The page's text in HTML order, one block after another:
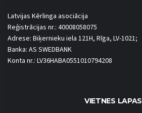
Latvijas Kērlinga asociācija
Reģistrācijas nr.: 40008058075
Adrese: Biķernieku iela 121H, Rīga, LV-1021;
Banka: AS SWEDBANK
Konta nr.: LV36HABA0551010794208
VIETNES LAPAS